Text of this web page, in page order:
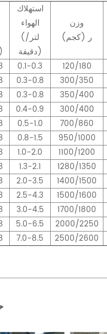
استهلاك
الهواء
(لتر/
دقيقة)
وزن
ر (كجم)
0.1-0.3 120/180
0.3-0.8 300/350
0.3-0.8 350/400
0.4-0.9 300/400
0.5-1.0 700/860
0.8-1.5 950/1000
1.0-2.0 1100/1200
1.3-2.1 1280/1350
2.0-3.5 1400/1500
2.5-4.3 1500/1600
3.0-4.5 1700/1800
5.0-6.5 2000/2250
7.0-8.5 2500/2600